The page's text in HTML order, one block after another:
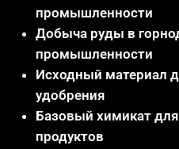
промышленности
Добыча руды в
промышленности
Исходный материал
удобрения
Базовый химикат
продуктов